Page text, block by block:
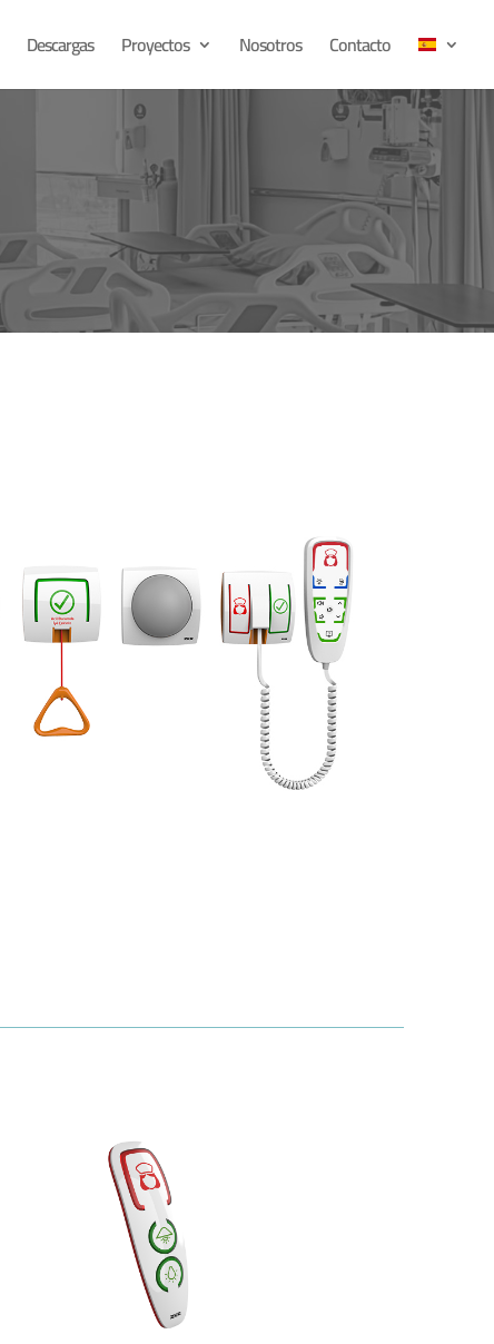
Descargas Proyectos Nosotros Contacto